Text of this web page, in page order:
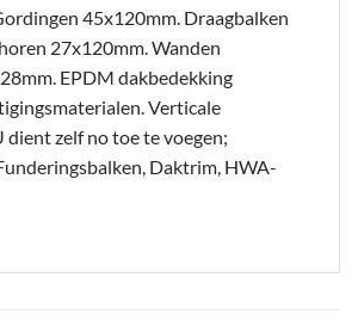
45x120mm. Draagbalken
27x120mm. Wanden
EPDM dakbedekking
Verticale
dient zelf no toe te voegen;
Daktrim, HWA-